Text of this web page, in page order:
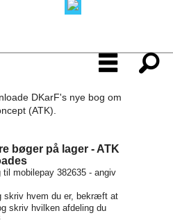
DKarF's nye bog om
(ATK).
bøger på lager - ATK
mobilepay 382635 - angiv
skriv hvem du er, bekræft at
skriv hvilken afdeling du